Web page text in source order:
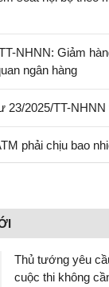
NHNN: Giảm
ngân hàng
23/2025/TT-
phải chịu bao
Thủ tướng yêu
cuộc thi không